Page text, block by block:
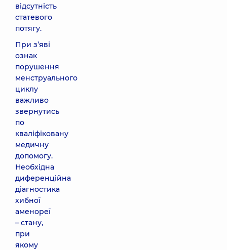
відсутність
статевого
потягу.
При з’яві
ознак
порушення
менструального
циклу
важливо
звернутись
по
кваліфіковану
медичну
допомогу.
Необхідна
диференційна
діагностика
хибної
аменореї
– стану,
при
якому